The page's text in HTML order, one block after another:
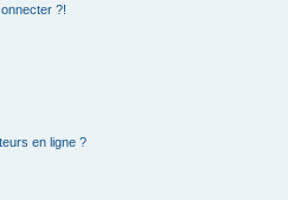
?!
en ligne ?